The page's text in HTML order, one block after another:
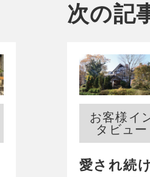
次の記
お客様イ
タビュー
愛され続